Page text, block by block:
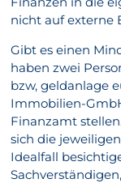
nicht auf externe
Gibt es einen
haben zwei
bzw, geldanlage
Immobilien-
Finanzamt
sich die
Idealfall